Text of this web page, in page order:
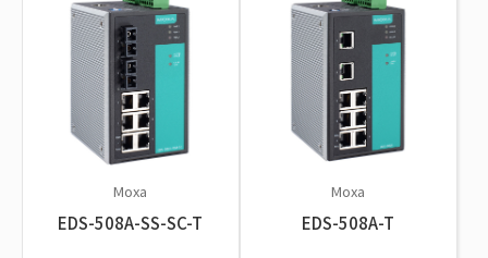
Moxa
EDS-508A-SS-SC-T
Moxa
EDS-508A-T